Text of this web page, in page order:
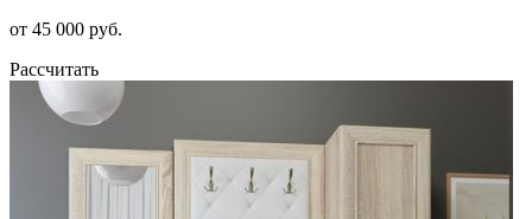
от 45 000 руб.
Рассчитать